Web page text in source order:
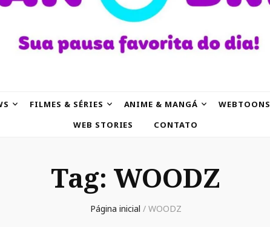
FILMES & SÉRIES ANIME & MANGÁ WEBTOONS
WEB STORIES
CONTATO
Tag: WOODZ
Página inicial / WOODZ